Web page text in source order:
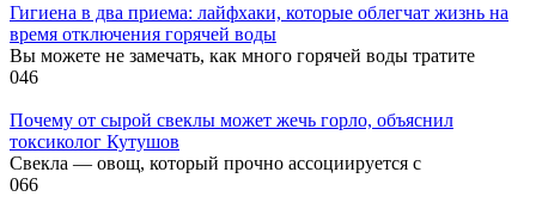
Гигиена в два приема: лайфхаки, которые облегчат жизнь на
время отключения горячей воды
Вы можете не замечать, как много горячей воды тратите
046
Почему от сырой свеклы может жечь горло, объяснил
токсиколог Кутушов
Свекла — овощ, который прочно ассоциируется с
066